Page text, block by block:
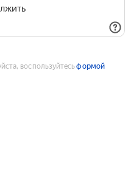
воспользуйтесьформой